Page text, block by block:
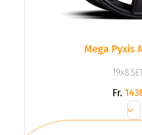
Mega Pyxis
Fr.